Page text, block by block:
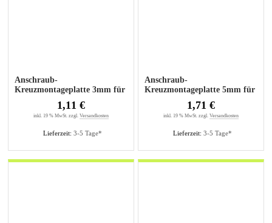
Anschraub-
Kreuzmontageplatte 3mm für
Lieferzeit: 3-5 Tage*
1,11 €
inkl. 19 % MwSt. zzgl. Versandkosten
Anschraub-
Kreuzmontageplatte 5mm für
Lieferzeit: 3-5 Tage*
1,71 €
inkl. 19 % MwSt. zzgl. Versandkosten